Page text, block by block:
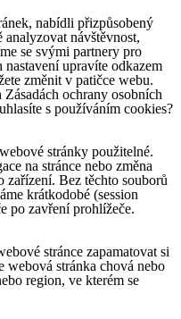
nabídli přizpůsobený
návštěvnost,
se svými partnery pro
upravíte odkazem
změnit v patičce webu.
ochrany osobních
s používáním cookies?
stránky použitelné.
na stránce nebo změna
zařízení. Bez těchto souborů
krátkodobé (session
po zavření prohlížeče.
stránce zapamatovat si
webová stránka chová nebo
region, ve kterém se